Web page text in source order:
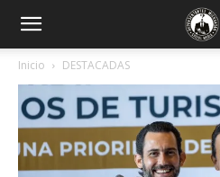
Inicio DESTACADAS